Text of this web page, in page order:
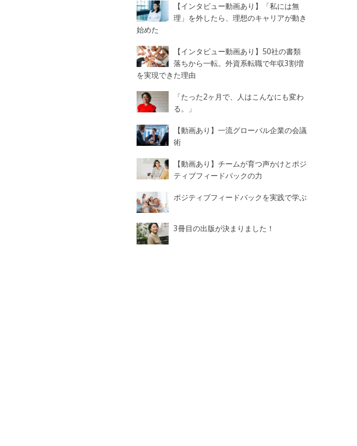
【インタビュー動画あり】「私には無
理」を外したら、理想のキャリアが動き
始めた
【インタビュー動画あり】50社の書類
落ちから一転。外資系転職で年収3割増
を実現できた理由
「たった2ヶ月で、人はこんなにも変わ
る。」
【動画あり】一流グローバル企業の会議
術
【動画あり】チームが育つ声かけとポジ
ティブフィードバックの力
ポジティブフィードバックを実践で学ぶ
3冊目の出版が決まりました！